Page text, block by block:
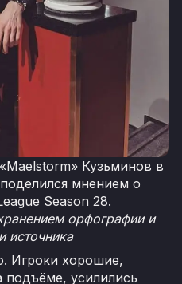
Кузьминов в
мнением о
Season 28.
орфографии и
источника
Игроки хорошие,
подъёме, усилились